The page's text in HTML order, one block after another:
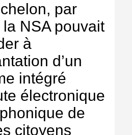
par
NSA pouvait
à
d’un
intégré
électronique
de
citoyens